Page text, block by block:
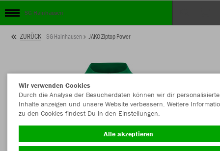
SG Hainhausen
ZURÜCK SG Hainhausen JAKO Ziptop Power
Wir verwenden Cookies
Durch die Analyse der Besucherdaten können wir dir personalisierte
Inhalte anzeigen und unsere Website verbessern. Weitere
zu den Cookies findest Du in den Einstellungen.
Alle akzeptieren